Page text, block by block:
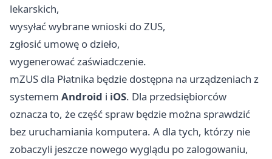
lekarskich,
wysyłać wybrane wnioski do ZUS,
zgłosić umowę o dzieło,
wygenerować zaświadczenie.
mZUS dla Płatnika będzie dostępna na urządzeniach z
systemem Android i iOS. Dla przedsiębiorców
oznacza to, że część spraw będzie można sprawdzić
bez uruchamiania komputera. A dla tych, którzy nie
zobaczyli jeszcze nowego wyglądu po zalogowaniu,